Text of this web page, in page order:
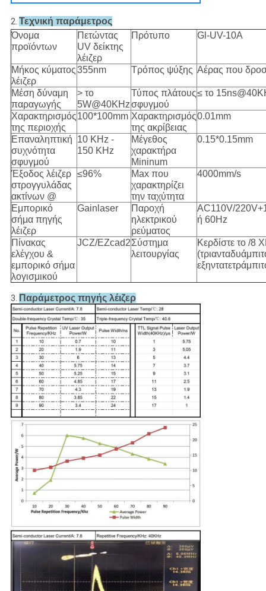
2. Τεχνική παράμετρος
Όνομα
προϊόντων
Πετώντας
UV δείκτης
λέιζερ
Πρότυπο Gl-UV-10A
Μήκος κύματος
λέιζερ
355nm Τρόπος ψύξης Αέρας που
Μέση δύναμη
παραγωγής
> το
5W@40KHz
Τύπος πλάτους
σφυγμού
≤ το
Χαρακτηρισμός
της περιοχής
100*100mm Χαρακτηρισμός
της ακρίβειας
0.01mm
Επαναληπτική
συχνότητα
σφυγμού
10 KHz -
150 KHz
Μέγεθος
χαρακτήρα
Mininum
0.15*0.15mm
Έξοδος λέιζερ
στρογγυλάδας
ακτίνων @
≤96%
Max που
χαρακτηρίζει
την ταχύτητα
4000mm/s
Εμπορικό
σήμα πηγής
λέιζερ
Gainlaser
Παροχή
ηλεκτρικού
ρεύματος
AC110V/
ή 60Hz
Πίνακας
ελέγχου &
εμπορικό σήμα
λογισμικού
JCZ/EZcad2Σύστημα
λειτουργίας
Κερδίστε το /8
3. Παράμετρος πηγής λέιζερ